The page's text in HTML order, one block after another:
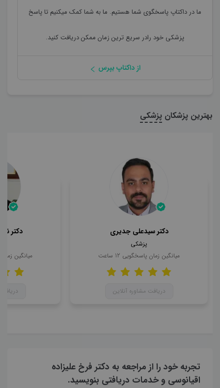
ما در داکتاپ پاسخگوی شما هستیم. ما به شما کمک میکنیم تا پاسخ
پزشکی خود رادر سریع ترین زمان ممکن دریافت کنید.
از داکتاپ بپرس
بهترین پزشکان پزشکی
دکتر سیدعلی جدیری
پزشکی
میانگین زمان پاسخگویی 12 ساعت
دریافت مشاوره آنلاین
دکتر
میانگین
تجربه خود را از مراجعه به دکتر فرخ علیزاده
اقیانوسی و خدمات دریافتی بنویسید.